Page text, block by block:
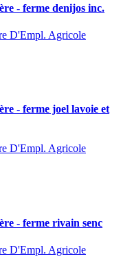
- ferme denijos inc.
D'Empl. Agricole
- ferme joel lavoie et
D'Empl. Agricole
- ferme rivain senc
D'Empl. Agricole